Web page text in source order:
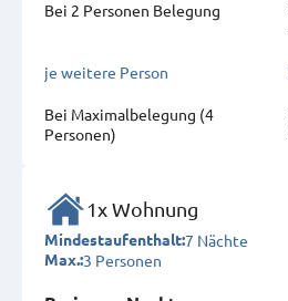
Bei 2 Personen Belegung
je weitere Person
Bei Maximal­belegung (4
Personen)
1x Wohnung
Mindestaufenthalt:7 Nächte
Max.:3 Personen